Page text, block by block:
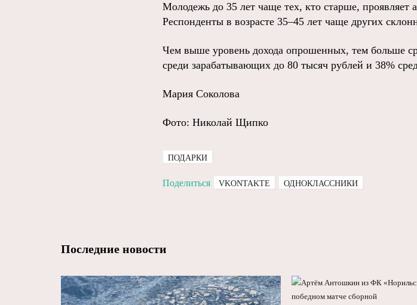
Молодежь до 35 лет чаще тех, кто старше, проявляет
Респонденты в возрасте 35–45 лет чаще других
Чем выше уровень дохода опрошенных, тем больше
среди зарабатывающих до 80 тысяч рублей и 38%
Мария Соколова
Фото: Николай Щипко
ПОДАРКИ
Поделиться VKONTAKTE ОДНОКЛАССНИКИ
Последние новости